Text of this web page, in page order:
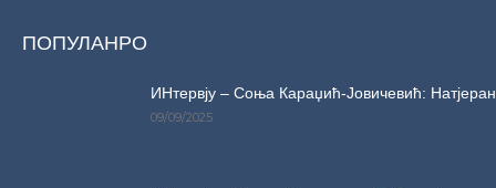
ПОПУЛАНРО
ИНтервју – Соња Караџић-Јовичевић:
09/09/2025